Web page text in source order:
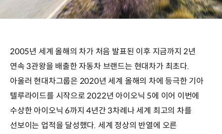
2005년 세계 올해의 차가 처음 발표된 이후 지금까지 2년
연속 3관왕을 배출한 자동차 브랜드는 현대차가 최초다.
아울러 현대차그룹은 2020년 세계 올해의 차에 등극한 기아
텔루라이드를 시작으로 2022년 아이오닉 5에 이어 이번에
수상한 아이오닉 6까지 4년간 3차례나 세계 최고의 차를
선보이는 업적을 달성했다. 세계 정상의 반열에 오른